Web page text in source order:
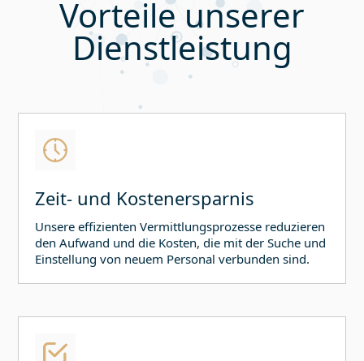
Vorteile unserer
Dienstleistung
Zeit- und Kostenersparnis
Unsere effizienten Vermittlungsprozesse reduzieren
den Aufwand und die Kosten, die mit der Suche und
Einstellung von neuem Personal verbunden sind.